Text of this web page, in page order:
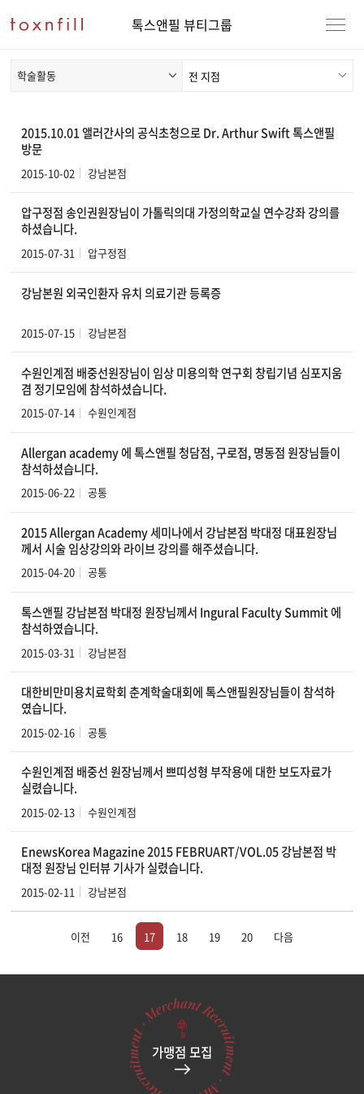
톡스앤필 뷰티그룹
학술활동
2015.10.01 앨러간사의 공식초청으로 Dr. Arthur Swift 톡스앤필
방문
2015-10-02 강남본점
압구정점 송인권원장님이 가톨릭의대 가정의학교실 연수강좌 강의를
하셨습니다.
2015-07-31 압구정점
강남본원 외국인환자 유치 의료기관 등록증
2015-07-15 강남본점
수원인계점 배중선원장님이 임상 미용의학 연구회 창립기념 심포지움
겸 정기모임에 참석하셨습니다.
2015-07-14 수원인계점
Allergan academy 에 톡스앤필 청담점, 구로점, 명동점 원장님들이
참석하셨습니다.
2015-06-22 공통
2015 Allergan Academy 세미나에서 강남본점 박대정 대표원장님
께서 시술 임상강의와 라이브 강의를 해주셨습니다.
2015-04-20 공통
톡스앤필 강남본점 박대정 원장님께서 Ingural Faculty Summit 에
참석하였습니다.
2015-03-31 강남본점
대한비만미용치료학회 춘계학술대회에 톡스앤필원장님들이 참석하
였습니다.
2015-02-16 공통
수원인계점 배중선 원장님께서 쁘띠성형 부작용에 대한 보도자료가
실렸습니다.
2015-02-13 수원인계점
EnewsKorea Magazine 2015 FEBRUART/VOL.05 강남본점 박
대정 원장님 인터뷰 기사가 실렸습니다.
2015-02-11 강남본점
이전 16 17 18 19 20 다음
가맹점 모집